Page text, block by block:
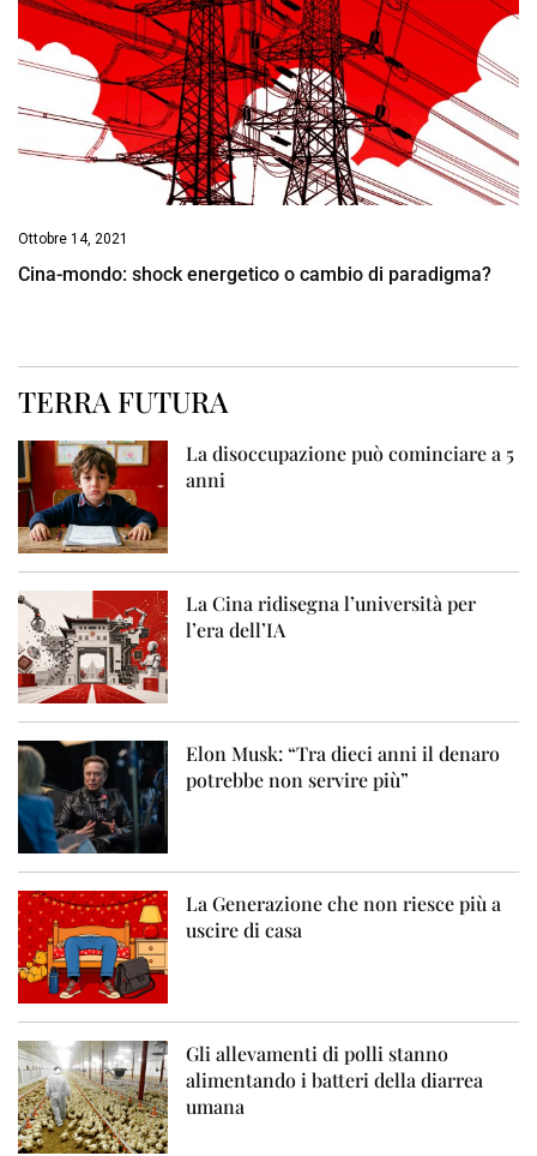
Ottobre 14, 2021
Cina-mondo: shock energetico o cambio di paradigma?
TERRA FUTURA
La disoccupazione può cominciare a 5
anni
La Cina ridisegna l’università per
l’era dell’IA
Elon Musk: “Tra dieci anni il denaro
potrebbe non servire più”
La Generazione che non riesce più a
uscire di casa
Gli allevamenti di polli stanno
alimentando i batteri della diarrea
umana